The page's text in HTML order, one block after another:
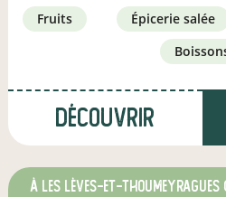
fruits épicerie salée
Découvrir
à Les Lèves-et-Thoumeyragues